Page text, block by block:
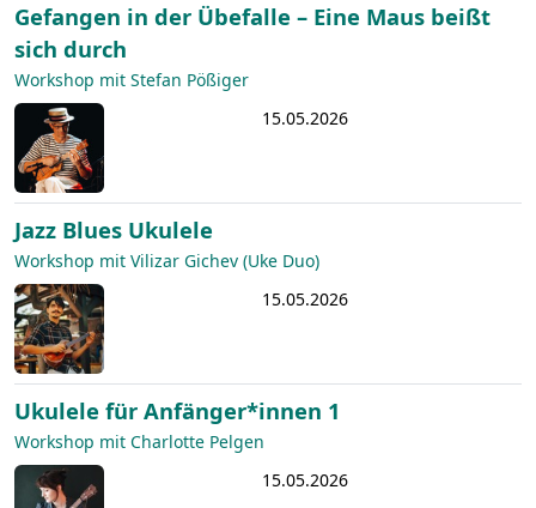
Gefangen in der Übefalle – Eine Maus beißt
sich durch
Workshop mit Stefan Pößiger
15.05.2026
Jazz Blues Ukulele
Workshop mit Vilizar Gichev (Uke Duo)
15.05.2026
Ukulele für Anfänger*innen 1
Workshop mit Charlotte Pelgen
15.05.2026